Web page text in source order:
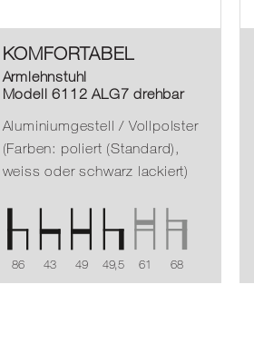
KOMFORTABEL
Armlehnstuhl
Modell 6112 ALG7 drehbar
Aluminiumgestell / Vollpolster
(Farben: poliert (Standard),
weiss oder schwarz lackiert)
86 43 49 49,5 61 68